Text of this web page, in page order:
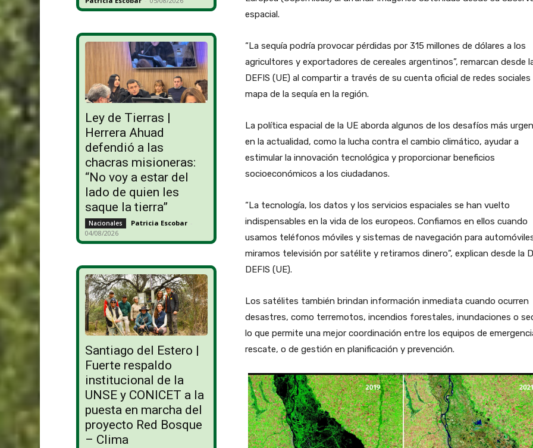
Ley de Tierras |
Herrera Ahuad
defendió a las
chacras misioneras:
“No voy a estar del
lado de quien les
saque la tierra”
Nacionales Patricia Escobar -
04/08/2026
Santiago del Estero |
Fuerte respaldo
institucional de la
UNSE y CONICET a la
puesta en marcha del
proyecto Red Bosque
– Clima
espacial.
“La sequía podría provocar pérdidas por 315 millones de dólares a los
agricultores y exportadores de cereales argentinos”, remarcan desde
DEFIS (UE) al compartir a través de su cuenta oficial de redes sociales
mapa de la sequía en la región.
La política espacial de la UE aborda algunos de los desafíos más
en la actualidad, como la lucha contra el cambio climático, ayudar a
estimular la innovación tecnológica y proporcionar beneficios
socioeconómicos a los ciudadanos.
“La tecnología, los datos y los servicios espaciales se han vuelto
indispensables en la vida de los europeos. Confiamos en ellos cuando
usamos teléfonos móviles y sistemas de navegación para
miramos televisión por satélite y retiramos dinero”, explican desde la
DEFIS (UE).
Los satélites también brindan información inmediata cuando ocurren
desastres, como terremotos, incendios forestales, inundaciones o
lo que permite una mejor coordinación entre los equipos de
rescate, o de gestión en planificación y prevención.